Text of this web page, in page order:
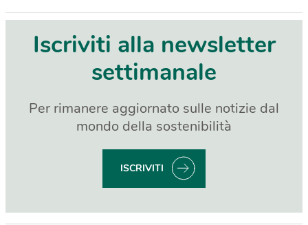
Iscriviti alla newsletter
settimanale
Per rimanere aggiornato sulle notizie dal
mondo della sostenibilità
ISCRIVITI